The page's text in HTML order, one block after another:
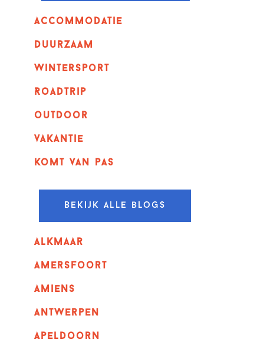
Accommodatie
Duurzaam
wintersport
Roadtrip
outdoor
vakantie
komt van pas
Bekijk alle blogs
alkmaar
amersfoort
amiens
Antwerpen
apeldoorn